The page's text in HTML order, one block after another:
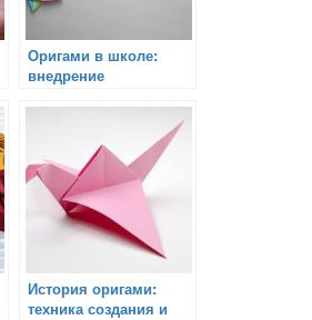
Оригами в школе:
внедрение
История оригами:
техника создания и